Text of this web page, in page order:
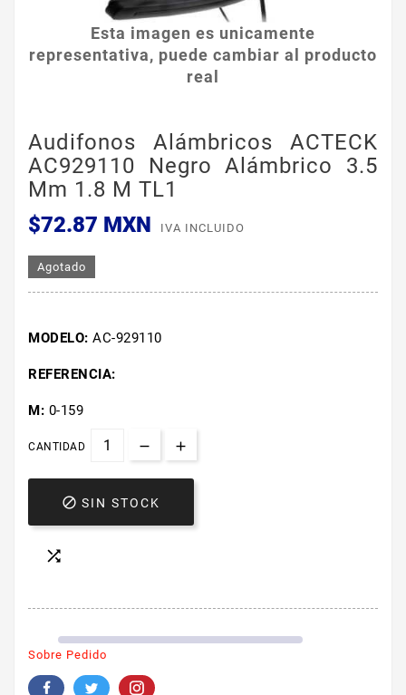
Esta imagen es unicamente
representativa, puede cambiar al producto
real
Audifonos Alámbricos ACTECK
AC929110 Negro Alámbrico 3.5
Mm 1.8 M TL1
$72.87 MXN
IVA INCLUIDO
Agotado
MODELO: AC-929110
REFERENCIA:
M: 0-159
CANTIDAD
 SIN STOCK

Sobre Pedido